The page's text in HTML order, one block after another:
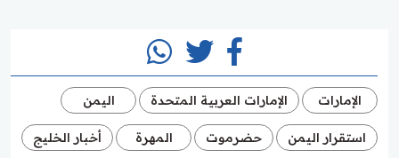
الإمارات الإمارات العربية المتحدة اليمن
استقرار اليمن حضرموت المهرة أخبار الخليج